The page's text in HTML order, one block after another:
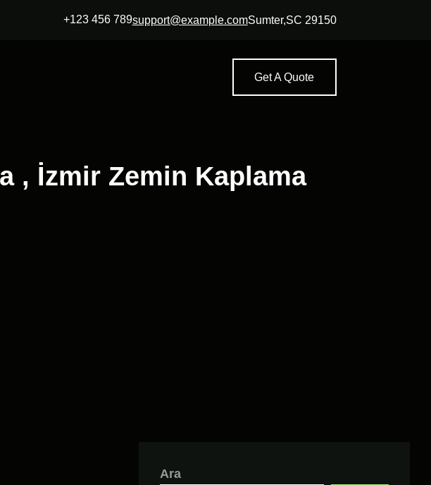
+123 456 789support@example.comSumter,SC 29150
Get A Quote
, İzmir Zemin Kaplama
Ara